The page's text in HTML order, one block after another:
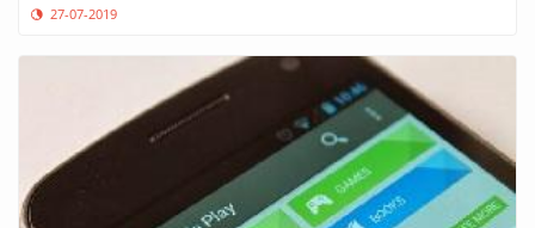
27-07-2019